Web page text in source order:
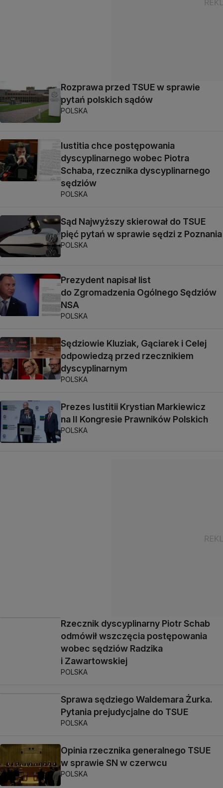
Rozprawa przed TSUE w sprawie
pytań polskich sądów
POLSKA
Iustitia chce postępowania
dyscyplinarnego wobec Piotra
Schaba, rzecznika dyscyplinarnego
sędziów
POLSKA
Sąd Najwyższy skierował do TSUE
pięć pytań w sprawie sędzi z Poznania
POLSKA
Prezydent napisał list
do Zgromadzenia Ogólnego Sędziów
NSA
POLSKA
Sędziowie Kluziak, Gąciarek i Celej
odpowiedzą przed rzecznikiem
dyscyplinarnym
POLSKA
Prezes Iustitii Krystian Markiewicz
na II Kongresie Prawników Polskich
POLSKA
Rzecznik dyscyplinarny Piotr Schab
odmówił wszczęcia postępowania
wobec sędziów Radzika
i Zawartowskiej
POLSKA
Sprawa sędziego Waldemara Żurka.
Pytania prejudycjalne do TSUE
POLSKA
Opinia rzecznika generalnego TSUE
w sprawie SN w czerwcu
POLSKA